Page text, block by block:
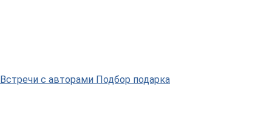
Встречи с авторами Подбор подарка